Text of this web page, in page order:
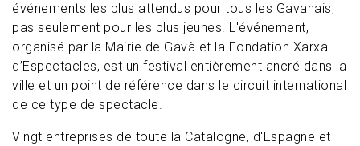
événements les plus attendus pour tous les Gavanais,
pas seulement pour les plus jeunes. L'événement,
organisé par la Mairie de Gavà et la Fondation Xarxa
d’Espectacles, est un festival entièrement ancré dans la
ville et un point de référence dans le circuit international
de ce type de spectacle.
Vingt entreprises de toute la Catalogne, d'Espagne et